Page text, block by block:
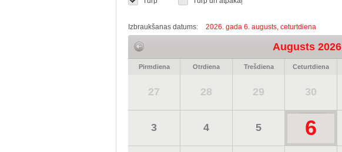
Izbraukšanas datums: 2026. gada 6. augusts, ceturtdiena
Augusts 2026
Pirmdiena Otrdiena Trešdiena Ceturtdiena
27 28 29 30
3 4 5 6